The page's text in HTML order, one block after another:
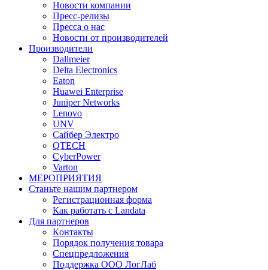
Новости компании
Пресс-релизы
Пресса о нас
Новости от производителей
Производители
Dallmeier
Delta Electronics
Eaton
Huawei Enterprise
Juniper Networks
Lenovo
UNV
Сайбер Электро
QTECH
CyberPower
Varton
МЕРОПРИЯТИЯ
Станьте нашим партнером
Регистрационная форма
Как работать с Landata
Для партнеров
Кoнтaкты
Порядок получения товара
Спецпредложения
Поддержка ООО ЛогЛаб